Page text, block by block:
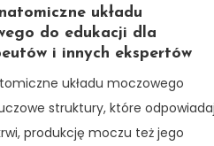
układu
do edukacji dla
i innych ekspertów
układu moczowego
struktury, które
produkcję moczu też jego